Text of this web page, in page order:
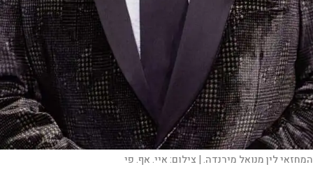
המחזאי לין מנואל מירנדה. | צילום:איי. אף. פי